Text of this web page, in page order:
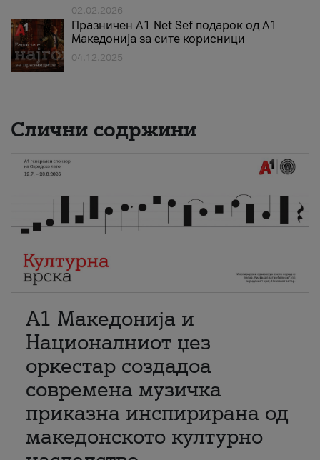
02.02.2026
Празничен A1 Net Sеf подарок од А1
Македонија за сите корисници
04.12.2025
Слични содржини
А1 Македонија и
Националниот џез
оркестар создадоа
современа музичка
приказна инспирирана од
македонското културно